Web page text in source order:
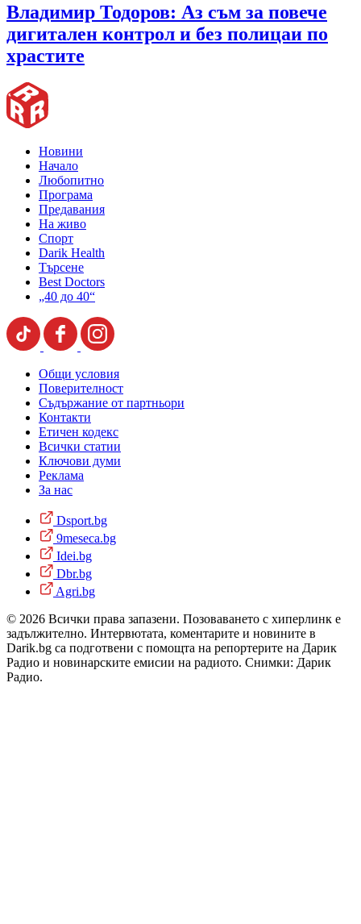
Владимир Тодоров: Аз съм за повече
дигитален контрол и без полицаи по
храстите
Новини
Начало
Любопитно
Програма
Предавания
На живо
Спорт
Darik Health
Търсене
Best Doctors
„40 до 40“
Общи условия
Поверителност
Съдържание от партньори
Контакти
Етичен кодекс
Всички статии
Ключови думи
Реклама
За нас
Dsport.bg
9meseca.bg
Idei.bg
Dbr.bg
Agri.bg
© 2026 Всички права запазени. Позоваването с хиперлинк е
задължително. Интервютата, коментарите и новините в
Darik.bg са подготвени с помощта на репортерите на Дарик
Радио и новинарските емисии на радиото. Снимки: Дарик
Радио.